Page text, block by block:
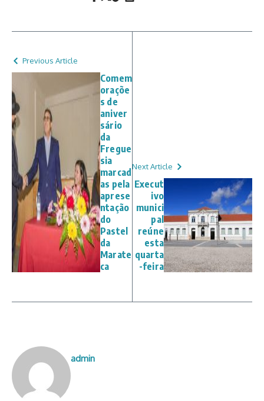
Previous Article
Comem
oraçõe
s de
aniver
sário
da
Fregue
sia
marcad
as pela
aprese
ntação
do
Pastel
da
Marate
ca
Next Article
Execut
ivo
munici
pal
reúne
esta
quarta
-feira
admin